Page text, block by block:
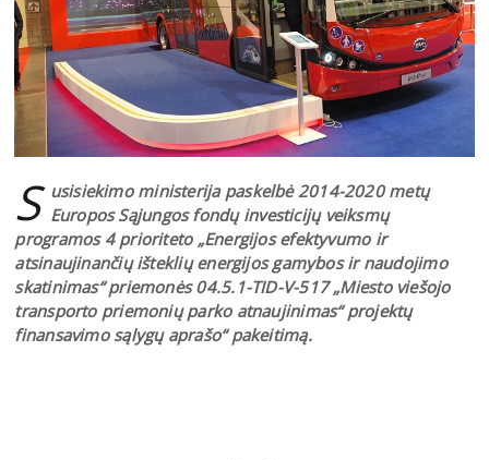
S usisiekimo ministerija paskelbė 2014-2020 metų
Europos Sąjungos fondų investicijų veiksmų
programos 4 prioriteto „Energijos efektyvumo ir
atsinaujinančių išteklių energijos gamybos ir naudojimo
skatinimas“ priemonės 04.5.1-TID-V-517 „Miesto viešojo
transporto priemonių parko atnaujinimas“ projektų
finansavimo sąlygų aprašo“ pakeitimą.